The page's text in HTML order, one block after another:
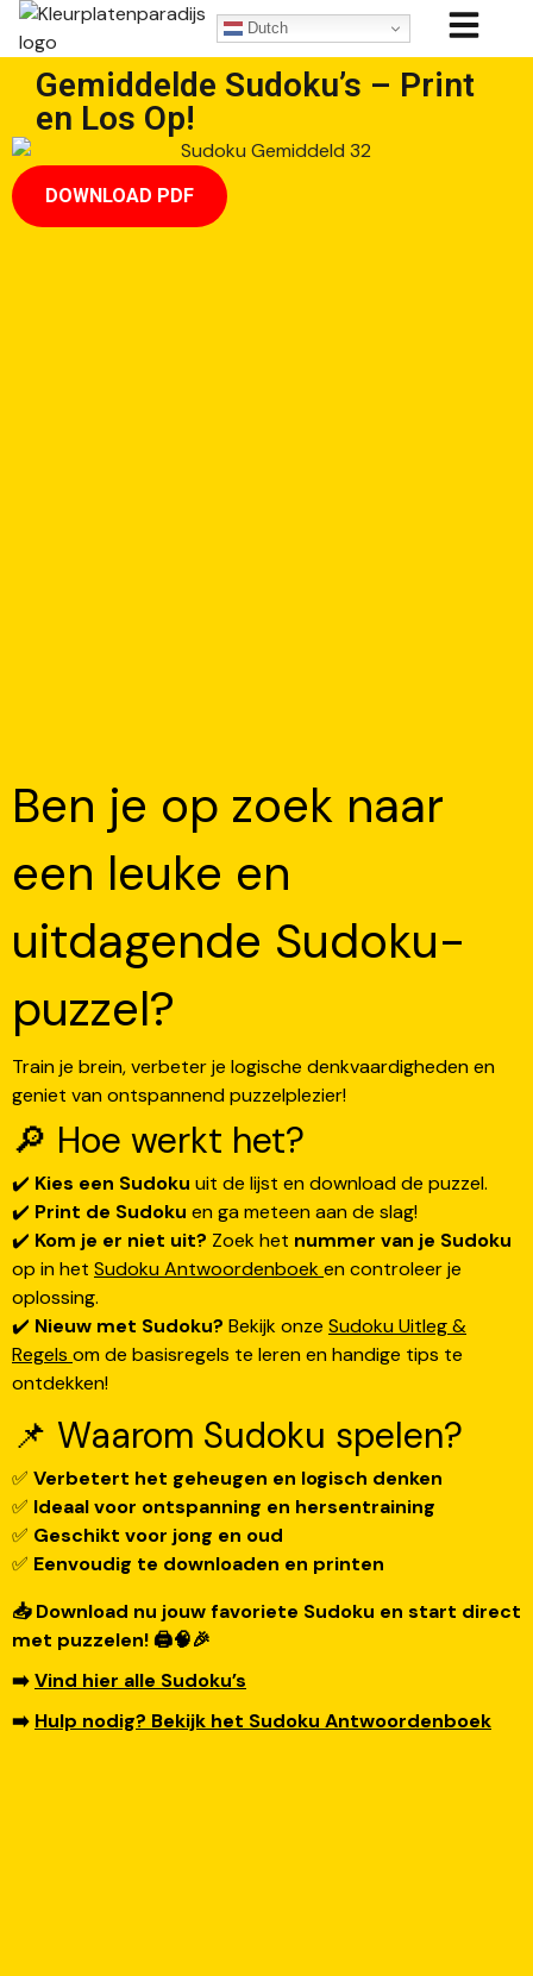
Dutch
Gemiddelde Sudoku’s – Print
en Los Op!
DOWNLOAD PDF
Ben je op zoek naar
een leuke en
uitdagende Sudoku-
puzzel?
Train je brein, verbeter je logische denkvaardigheden en
geniet van ontspannend puzzelplezier!
🔎 Hoe werkt het?
✔️ Kies een Sudoku uit de lijst en download de puzzel.
✔️ Print de Sudoku en ga meteen aan de slag!
✔️ Kom je er niet uit? Zoek het nummer van je Sudoku
op in het Sudoku Antwoordenboeken controleer je
oplossing.
✔️ Nieuw met Sudoku? Bekijk onze Sudoku Uitleg &
Regels om de basisregels te leren en handige tips te
ontdekken!
📌 Waarom Sudoku spelen?
✅ Verbetert het geheugen en logisch denken
✅ Ideaal voor ontspanning en hersentraining
✅ Geschikt voor jong en oud
✅ Eenvoudig te downloaden en printen
📥 Download nu jouw favoriete Sudoku en start direct
met puzzelen! 🖨️🧠🎉
➡️Vind hier alle Sudoku’s
➡️ Hulp nodig? Bekijk het Sudoku Antwoordenboek